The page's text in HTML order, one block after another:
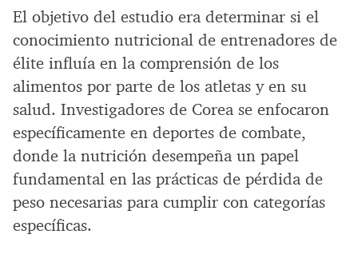
El objetivo del estudio era determinar si el
conocimiento nutricional de entrenadores de
élite influía en la comprensión de los
alimentos por parte de los atletas y en su
salud. Investigadores de Corea se enfocaron
específicamente en deportes de combate,
donde la nutrición desempeña un papel
fundamental en las prácticas de pérdida de
peso necesarias para cumplir con categorías
específicas.